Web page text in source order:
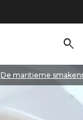
De maritieme